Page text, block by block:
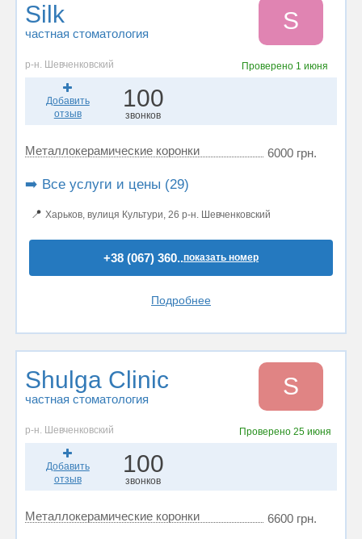
Silk
частная стоматология S
р-н. Шевченковский Проверено 1 июня
Добавить
отзыв
100
звонков
Металлокерамические коронки 6000 грн.
➡️ Все услуги и цены (29)
📍 Харьков, вулиця Культури, 26 р-н. Шевченковский
+38 (067) 360..показать номер
Подробнее
Shulga Clinic
частная стоматология S
р-н. Шевченковский Проверено 25 июня
Добавить
отзыв
100
звонков
Металлокерамические коронки 6600 грн.